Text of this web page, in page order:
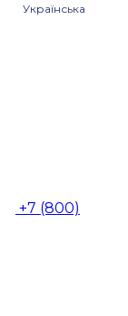
Українська
+7 (800)